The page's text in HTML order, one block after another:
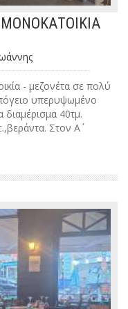
ΜΟΝΟΚΑΤΟΙΚΙΑ
- μεζονέτα σε πολύ
υπερυψωμένο
40τμ.
Στον Α΄
, το ένα με
Στην απόληξη
και εξωτερικό